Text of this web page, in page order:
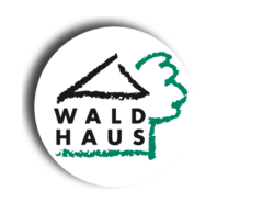
springen